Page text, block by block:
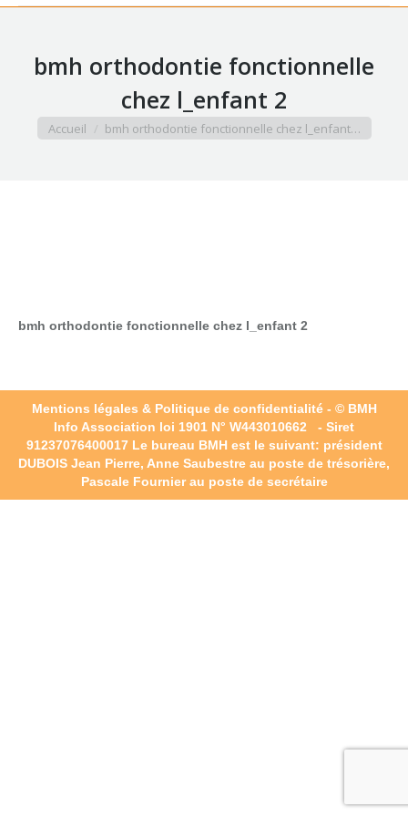
bmh orthodontie fonctionnelle
chez l_enfant 2
Vous êtes ici :
Accueil bmh orthodontie fonctionnelle chez l_enfant…
bmh orthodontie fonctionnelle chez l_enfant 2
Mentions légales & Politique de confidentialité- © BMH
Info Association loi 1901 N° W443010662 - Siret
91237076400017Le bureau BMH est le suivant: président
DUBOIS Jean Pierre, Anne Saubestre au poste de trésorière,
Pascale Fournier au poste de secrétaire